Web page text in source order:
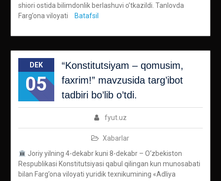
shiori ostida bilimdonlik berlashuvi o’tkazildi. Tanlovda
Farg’ona viloyati
Batafsil
DEK
05
“Konstitutsiyam – qomusim,
faxrim!” mavzusida targ’ibot
tadbiri bo’lib o’tdi.
fyut.uz
Xabarlar
Joriy yilning 4-dekabr kuni 8-dekabr – O‘zbekiston
Respublikasi Konstitutsiyasi qabul qilingan kun munosabati
bilan Farg’ona viloyati yuridik texnikumining «Adliya